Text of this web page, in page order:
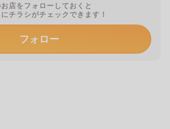
店をフォローしておくと
チラシがチェックできます！
フォロー